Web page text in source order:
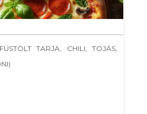
TARJA, CHILI, TOJÁS,